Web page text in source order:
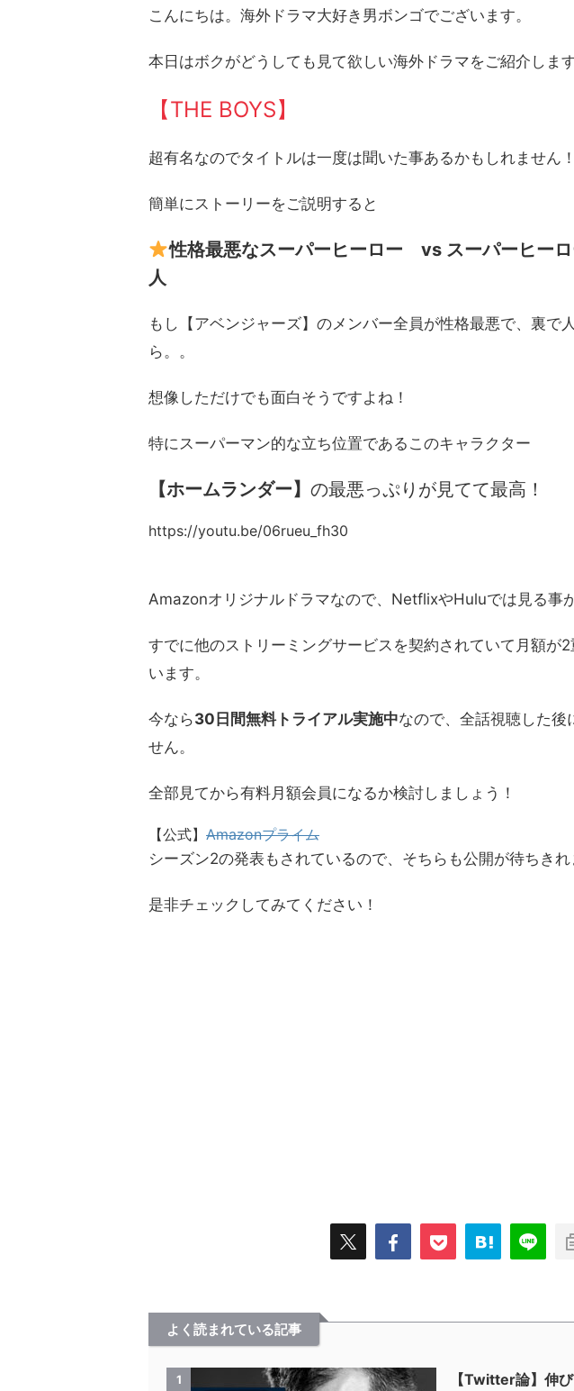
こんにちは。海外ドラマ大好き男ボンゴでございます。
本日はボクがどうしても見て欲しい海外ドラマをご紹介します
【THE BOYS】
超有名なのでタイトルは一度は聞いた事あるかもしれません！
簡単にストーリーをご説明すると
性格最悪なスーパーヒーロー vs スーパーヒー
人
もし【アベンジャーズ】のメンバー全員が性格最悪で、裏で
ら。。
想像しただけでも面白そうですよね！
特にスーパーマン的な立ち位置であるこのキャラクター
【ホームランダー】 の最悪っぷりが見てて最高！
https://youtu.be/06rueu_fh30
Amazonオリジナルドラマなので、NetflixやHuluでは見る事
すでに他のストリーミングサービスを契約されていて月額が
います。
今なら30日間無料トライアル実施中なので、全話視聴した後
せん。
全部見てから有料月額会員になるか検討しましょう！
【公式】 Amazonプライム
シーズン2の発表もされているので、そちらも公開が待ちきれ
是非チェックしてみてください！
よく読まれている記事
1 【Twitter論】伸